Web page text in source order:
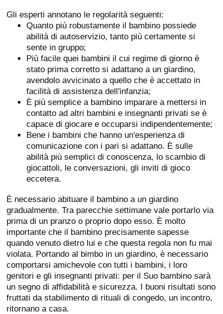
Gli esperti annotano le regolarità seguenti:
Quanto più robustamente il bambino possiede
abilità di autoservizio, tanto più certamente si
sente in gruppo;
Più facile quei bambini il cui regime di giorno è
stato prima corretto si adattano a un giardino,
avendolo avvicinato a quello che è accettato in
facilità di assistenza dell'infanzia;
È più semplice a bambino imparare a mettersi in
contatto ad altri bambini e insegnanti privati se è
capace di giocare e occuparsi indipendentemente;
Bene i bambini che hanno un'esperienza di
comunicazione con i pari si adattano. È sulle
abilità più semplici di conoscenza, lo scambio di
giocattoli, le conversazioni, gli inviti di gioco
eccetera.
È necessario abituare il bambino a un giardino
gradualmente. Tra parecchie settimane vale portarlo via
prima di un pranzo o proprio dopo esso. È molto
importante che il bambino precisamente sapesse
quando venuto dietro lui e che questa regola non fu mai
violata. Portando al bimbo in un giardino, è necessario
comportarsi amichevole con tutti i bambini, i loro
genitori e gli insegnanti privati: per il Suo bambino sarà
un segno di affidabilità e sicurezza. I buoni risultati sono
fruttati da stabilimento di rituali di congedo, un incontro,
ritornano a casa.